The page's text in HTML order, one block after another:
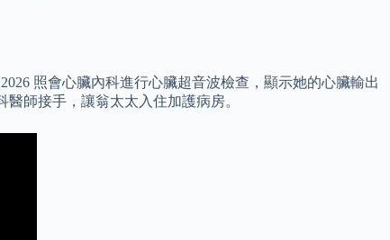
照會心臟內科進行心臟超音波檢查，顯示她的心臟輸出
師接手，讓翁太太入住加護病房。